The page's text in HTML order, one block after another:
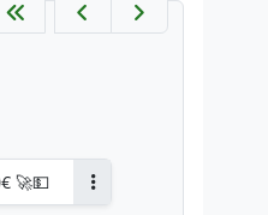
🚀💵